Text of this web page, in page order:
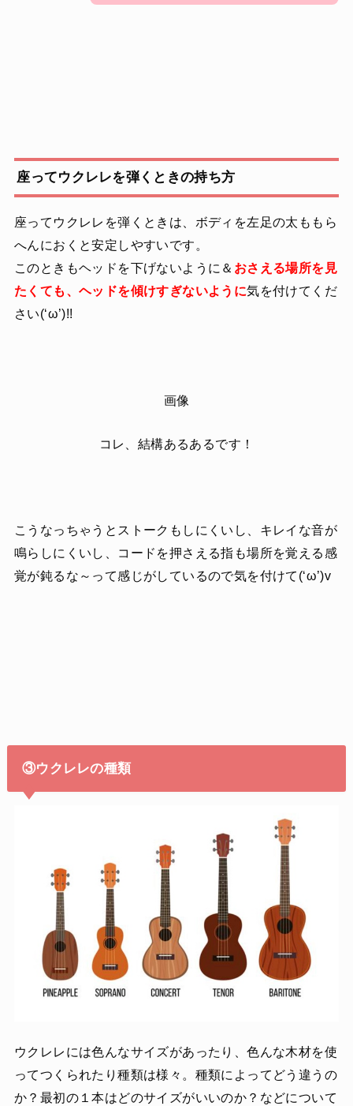
座ってウクレレを弾くときの持ち方
座ってウクレレを弾くときは、ボディを左足の太ももら
へんにおくと安定しやすいです。
このときもヘッドを下げないように＆ おさえる場所を見
たくても、ヘッドを傾けすぎないように気を付けてくだ
さい(‘ω’)!!
画像
コレ、結構あるあるです！
こうなっちゃうとストークもしにくいし、キレイな音が
鳴らしにくいし、コードを押さえる指も場所を覚える感
覚が鈍るな～って感じがしているので気を付けて(‘ω’)v
③ウクレレの種類
ウクレレには色んなサイズがあったり、色んな木材を使
ってつくられたり種類は様々。種類によってどう違うの
か？最初の１本はどのサイズがいいのか？などについて